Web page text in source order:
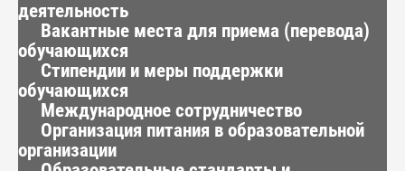
деятельность
Вакантные места для приема (перевода)
обучающихся
Стипендии и меры поддержки
обучающихся
Международное сотрудничество
Организация питания в образовательной
организации